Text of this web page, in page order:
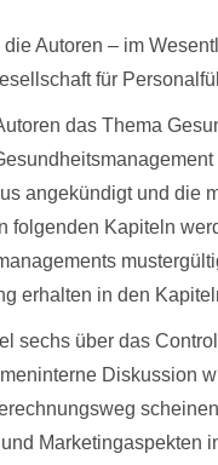
Autoren – im
für
das Thema
angekündigt und die
folgenden Kapiteln
erhalten in den
sechs über das
Diskussion
Marketingaspekten